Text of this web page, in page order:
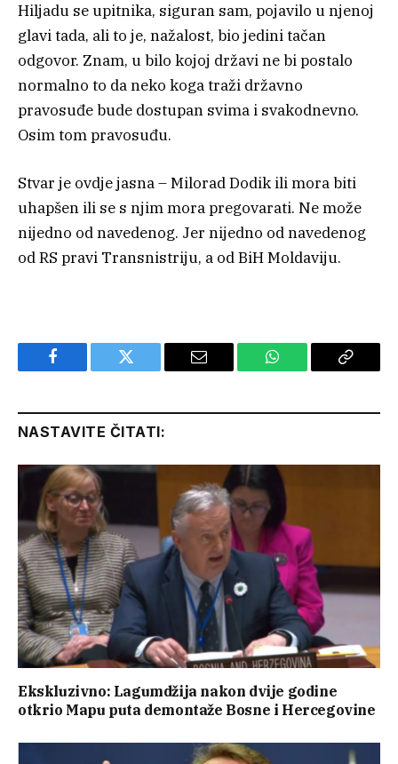
Hiljadu se upitnika, siguran sam, pojavilo u njenoj
glavi tada, ali to je, nažalost, bio jedini tačan
odgovor. Znam, u bilo kojoj državi ne bi postalo
normalno to da neko koga traži državno
pravosuđe bude dostupan svima i svakodnevno.
Osim tom pravosuđu.
Stvar je ovdje jasna – Milorad Dodik ili mora biti
uhapšen ili se s njim mora pregovarati. Ne može
nijedno od navedenog. Jer nijedno od navedenog
od RS pravi Transnistriju, a od BiH Moldaviju.
Facebook Twitter Email WhatsApp Copy
NASTAVITE ČITATI:
Ekskluzivno: Lagumdžija nakon dvije godine
otkrio Mapu puta demontaže Bosne i Hercegovine